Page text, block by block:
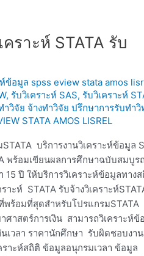
ราะห์ STATA รับ
ข้อมูล spss eview stata amos
รับวิเคราะห์ SAS, รับวิเคราะห์
ำวิจัย จ้างทำวิจัย ปรึกษาการรับทำ
STATA AMOS LISREL
บริการงานวิเคราะห์ข้อมูล
พร้อมเขียนผลการศึกษาฉบับสมบู
ปี ให้บริการวิเคราะห์ข้อมูลทาง
าะห์ STATA รับจ้างวิเคราะห์
พร้อมที่สุดสำหรับโปรแกรมSTATA
ศาสตร์การเงิน สามารถวิเคราะห์ข้
นเวลา ราคานักศึกษา รับผิดชอบงา
ราะห์สถิติ ข้อมูลอนุกรมเวลา ข้อมูล